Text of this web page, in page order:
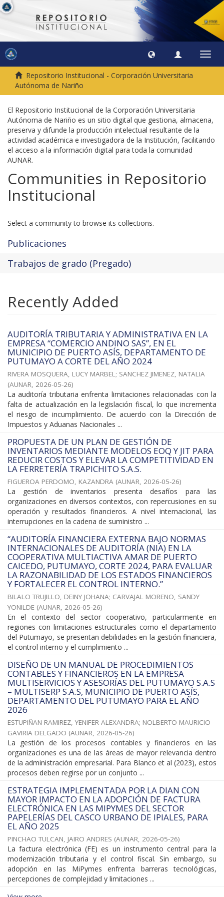
Repositorio Institucional - Corporación Universitaria
Autónoma de Nariño
El Repositorio Institucional de la Corporación Universitaria
Autónoma de Nariño es un sitio digital que gestiona, almacena,
preserva y difunde la producción intelectual resultante de la
actividad académica e investigadora de la Institución, facilitando
el acceso a la información digital para toda la comunidad
AUNAR.
Communities in Repositorio
Institucional
Select a community to browse its collections.
Publicaciones
Trabajos de grado (Pregado)
Recently Added
AUDITORÍA TRIBUTARIA Y ADMINISTRATIVA EN LA
EMPRESA “COMERCIO ANDINO SAS”, EN EL
MUNICIPIO DE PUERTO ASÍS, DEPARTAMENTO DE
PUTUMAYO A CORTE DEL AÑO 2024
RIVERA MOSQUERA, LUCY MARBEL; SANCHEZ JIMENEZ, NATALIA
(AUNAR, 2026-05-26)
La auditoría tributaria enfrenta limitaciones relacionadas con la
falta de actualización en la legislación fiscal, lo que incrementa
el riesgo de incumplimiento. De acuerdo con la Dirección de
Impuestos y Aduanas Nacionales ...
PROPUESTA DE UN PLAN DE GESTIÓN DE
INVENTARIOS MEDIANTE MODELOS EOQ Y JIT PARA
REDUCIR COSTOS Y ELEVAR LA COMPETITIVIDAD EN
LA FERRETERÍA TRAPICHITO S.A.S.
FIGUEROA PERDOMO, KAZANDRA (AUNAR, 2026-05-26)
La gestión de inventarios presenta desafíos para las
organizaciones en diversos contextos, con repercusiones en su
operación y resultados financieros. A nivel internacional, las
interrupciones en la cadena de suministro ...
“AUDITORÍA FINANCIERA EXTERNA BAJO NORMAS
INTERNACIONALES DE AUDITORÍA (NIA) EN LA
COOPERATIVA MULTIACTIVA AMAR DE PUERTO
CAICEDO, PUTUMAYO, CORTE 2024, PARA EVALUAR
LA RAZONABILIDAD DE LOS ESTADOS FINANCIEROS
Y FORTALECER EL CONTROL INTERNO.”
BILALO TRUJILLO, DEINY JOHANA; CARVAJAL MORENO, SANDY
YONILDE (AUNAR, 2026-05-26)
En el contexto del sector cooperativo, particularmente en
regiones con limitaciones estructurales como el departamento
del Putumayo, se presentan debilidades en la gestión financiera,
el control interno y el cumplimiento ...
DISEÑO DE UN MANUAL DE PROCEDIMIENTOS
CONTABLES Y FINANCIEROS EN LA EMPRESA
MULTISERVICIOS Y ASESORÍAS DEL PUTUMAYO S.A.S
– MULTISERP S.A.S, MUNICIPIO DE PUERTO ASÍS,
DEPARTAMENTO DEL PUTUMAYO PARA EL AÑO
2026
ESTUPIÑAN RAMIREZ, YENIFER ALEXANDRA; NOLBERTO MAURICIO
GAVIRIA DELGADO (AUNAR, 2026-05-26)
La gestión de los procesos contables y financieros en las
organizaciones es una de las áreas de mayor relevancia dentro
de la administración empresarial. Para Blanco et al (2023), estos
procesos deben regirse por un conjunto ...
ESTRATEGIA IMPLEMENTADA POR LA DIAN CON
MAYOR IMPACTO EN LA ADOPCIÓN DE FACTURA
ELECTRÓNICA EN LAS MIPYMES DEL SECTOR
PAPELERÍAS DEL CASCO URBANO DE IPIALES, PARA
EL AÑO 2025
PINCHAO TULCAN, JAIRO ANDRES (AUNAR, 2026-05-26)
La factura electrónica (FE) es un instrumento central para la
modernización tributaria y el control fiscal. Sin embargo, su
adopción en las MiPymes enfrenta barreras tecnológicas,
percepciones de complejidad y limitaciones ...